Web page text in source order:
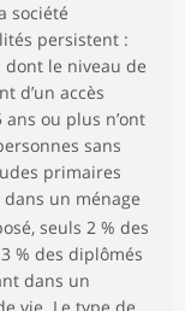
société
persistent :
dont le niveau de
d’un accès
ou plus n’ont
sans
primaires
dans un ménage
seuls 2 % des
% des diplômés
dans un